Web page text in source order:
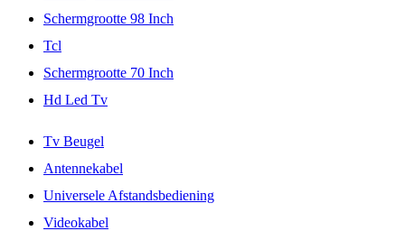
Schermgrootte 98 Inch
Tcl
Schermgrootte 70 Inch
Hd Led Tv
Tv Beugel
Antennekabel
Universele Afstandsbediening
Videokabel